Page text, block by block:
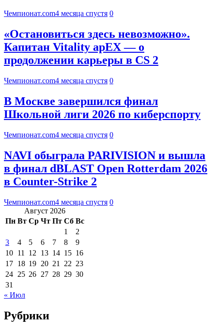
Чемпионат.com4 месяца спустя 0
«Остановиться здесь невозможно».
Капитан Vitality apEX — о
продолжении карьеры в CS 2
Чемпионат.com4 месяца спустя 0
В Москве завершился финал
Школьной лиги 2026 по киберспорту
Чемпионат.com4 месяца спустя 0
NAVI обыграла PARIVISION и вышла
в финал dBLAST Open Rotterdam 2026
в Counter-Strike 2
Чемпионат.com4 месяца спустя 0
Август 2026
Пн Вт Ср Чт Пт Сб Вс
1
2
3
4 5 6 7 8
9
10 11 12 13 14 15 16
17 18 19 20 21 22 23
24 25 26 27 28 29 30
31
« Июл
Рубрики